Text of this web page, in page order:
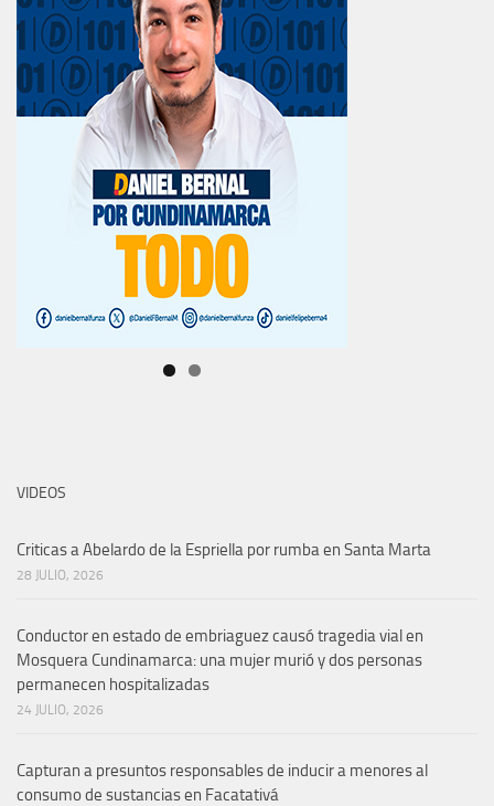
VIDEOS
Criticas a Abelardo de la Espriella por rumba en Santa Marta
28 JULIO, 2026
Conductor en estado de embriaguez causó tragedia vial en
Mosquera Cundinamarca: una mujer murió y dos personas
permanecen hospitalizadas
24 JULIO, 2026
Capturan a presuntos responsables de inducir a menores al
consumo de sustancias en Facatativá